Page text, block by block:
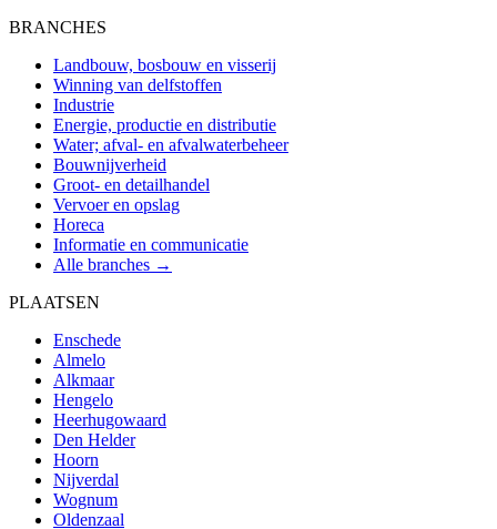
BRANCHES
Landbouw, bosbouw en visserij
Winning van delfstoffen
Industrie
Energie, productie en distributie
Water; afval- en afvalwaterbeheer
Bouwnijverheid
Groot- en detailhandel
Vervoer en opslag
Horeca
Informatie en communicatie
Alle branches →
PLAATSEN
Enschede
Almelo
Alkmaar
Hengelo
Heerhugowaard
Den Helder
Hoorn
Nijverdal
Wognum
Oldenzaal